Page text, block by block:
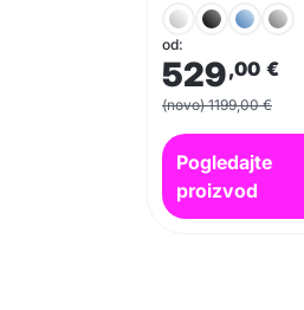
od:
529,00 €
(novo) 1199,00 €
Pogledajte
proizvod